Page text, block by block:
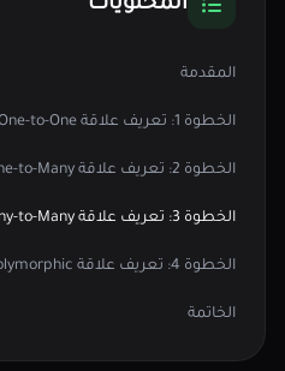
المحتويات
المقدمة
الخطوة 1: تعريف علاقة One-to-One
الخطوة 2: تعريف علاقة One-to-Many
الخطوة 3: تعريف علاقة Many-to-Many
الخطوة 4: تعريف علاقة Polymorphic
الخاتمة